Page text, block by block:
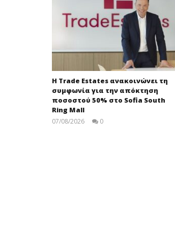
Η Trade Estates ανακοινώνει τη
συμφωνία για την απόκτηση
ποσοστού 50% στο Sofia South
Ring Mall
07/08/2026 0